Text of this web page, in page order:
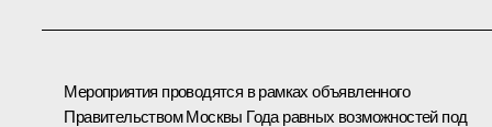
Мероприятия проводятся в рамках объявленного
Правительством Москвы Года равных возможностей под